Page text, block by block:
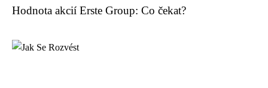
Hodnota akcií Erste Group: Co čekat?